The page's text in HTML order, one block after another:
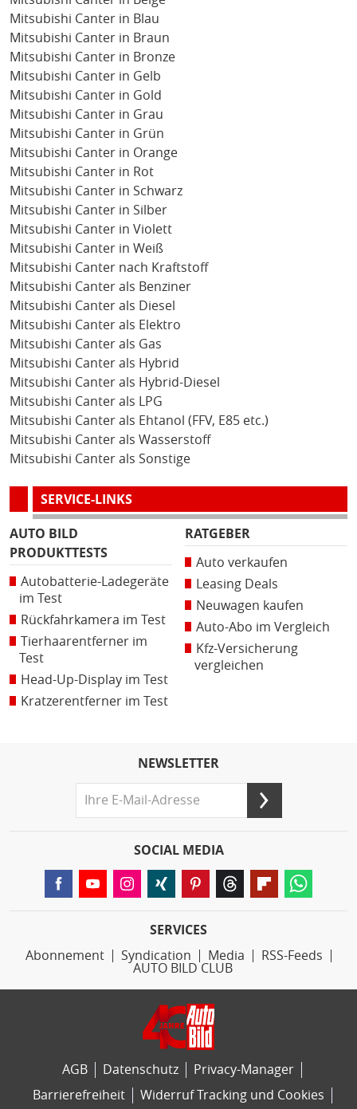
Mitsubishi Canter in Blau
Mitsubishi Canter in Braun
Mitsubishi Canter in Bronze
Mitsubishi Canter in Gelb
Mitsubishi Canter in Gold
Mitsubishi Canter in Grau
Mitsubishi Canter in Grün
Mitsubishi Canter in Orange
Mitsubishi Canter in Rot
Mitsubishi Canter in Schwarz
Mitsubishi Canter in Silber
Mitsubishi Canter in Violett
Mitsubishi Canter in Weiß
Mitsubishi Canter nach Kraftstoff
Mitsubishi Canter als Benziner
Mitsubishi Canter als Diesel
Mitsubishi Canter als Elektro
Mitsubishi Canter als Gas
Mitsubishi Canter als Hybrid
Mitsubishi Canter als Hybrid-Diesel
Mitsubishi Canter als LPG
Mitsubishi Canter als Ehtanol (FFV, E85 etc.)
Mitsubishi Canter als Wasserstoff
Mitsubishi Canter als Sonstige
SERVICE-LINKS
AUTO BILD
PRODUKTTESTS
Autobatterie-Ladegeräte
im Test
Rückfahrkamera im Test
Tierhaarentferner im
Test
Head-Up-Display im Test
Kratzerentferner im Test
RATGEBER
Auto verkaufen
Leasing Deals
Neuwagen kaufen
Auto-Abo im Vergleich
Kfz-Versicherung
vergleichen
NEWSLETTER
SOCIAL MEDIA
SERVICES
Abonnement
Syndication Media
RSS-Feeds
AUTO BILD CLUB
AGB Datenschutz
Privacy-Manager
Barrierefreiheit
Widerruf Tracking und Cookies